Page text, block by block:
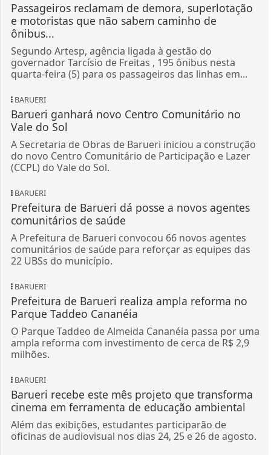
Passageiros reclamam de demora, superlotação
e motoristas que não sabem caminho de
ônibus...
Segundo Artesp, agência ligada à gestão do
governador Tarcísio de Freitas , 195 ônibus nesta
quarta-feira (5) para os passageiros das linhas em...
BARUERI
Barueri ganhará novo Centro Comunitário no
Vale do Sol
A Secretaria de Obras de Barueri iniciou a construção
do novo Centro Comunitário de Participação e Lazer
(CCPL) do Vale do Sol.
BARUERI
Prefeitura de Barueri dá posse a novos agentes
comunitários de saúde
A Prefeitura de Barueri convocou 66 novos agentes
comunitários de saúde para reforçar as equipes das
22 UBSs do município.
BARUERI
Prefeitura de Barueri realiza ampla reforma no
Parque Taddeo Cananéia
O Parque Taddeo de Almeida Cananéia passa por uma
ampla reforma com investimento de cerca de R$ 2,9
milhões.
BARUERI
Barueri recebe este mês projeto que transforma
cinema em ferramenta de educação ambiental
Além das exibições, estudantes participarão de
oficinas de audiovisual nos dias 24, 25 e 26 de agosto.